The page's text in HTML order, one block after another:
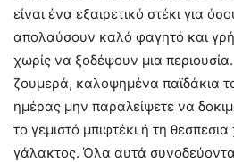
είναι ένα εξαιρετικό στέκι για
απολαύσουν καλό φαγητό και
χωρίς να ξοδέψουν μια
ζουμερά, καλοψημένα παϊδάκια
ημέρας μην παραλείψετε να
το γεμιστό μπιφτέκι ή τη
γάλακτος. Όλα αυτά